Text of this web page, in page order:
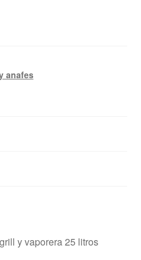
anafes
y vaporera 25 litros